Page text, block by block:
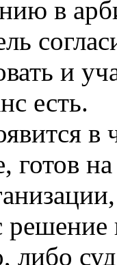
в
и
есть.
в
готов
решение
либо